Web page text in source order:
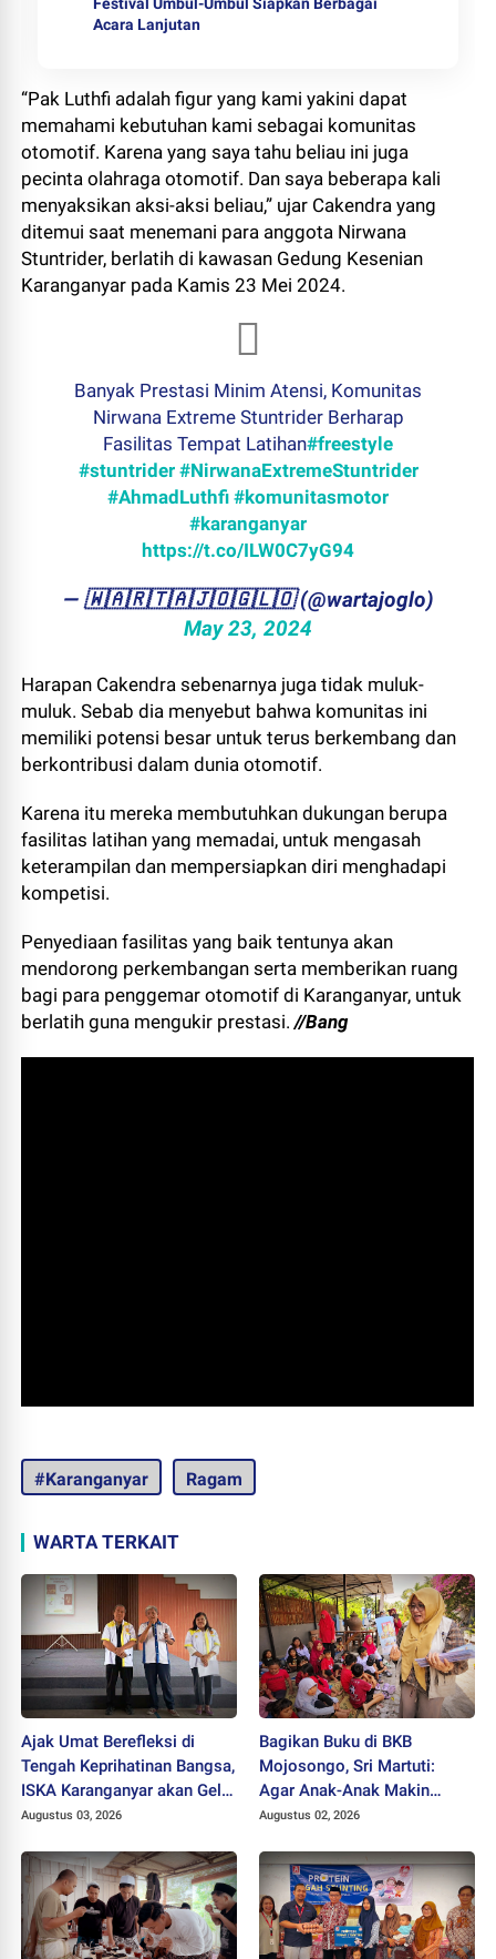
Acara Lanjutan
“Pak Luthfi adalah figur yang kami yakini dapat
memahami kebutuhan kami sebagai komunitas
otomotif. Karena yang saya tahu beliau ini juga
pecinta olahraga otomotif. Dan saya beberapa kali
menyaksikan aksi-aksi beliau,” ujar Cakendra yang
ditemui saat menemani para anggota Nirwana
Stuntrider, berlatih di kawasan Gedung Kesenian
Karanganyar pada Kamis 23 Mei 2024.
Banyak Prestasi Minim Atensi, Komunitas
Nirwana Extreme Stuntrider Berharap
Fasilitas Tempat Latihan#freestyle
#stuntrider #NirwanaExtremeStuntrider
#AhmadLuthfi #komunitasmotor
#karanganyar
https://t.co/ILW0C7yG94
— ​🇼​​🇦​​🇷​​🇹​​🇦​​🇯​​🇴​​🇬​​🇱​​🇴 (@wartajoglo)
May 23, 2024
Harapan Cakendra sebenarnya juga tidak muluk-
muluk. Sebab dia menyebut bahwa komunitas ini
memiliki potensi besar untuk terus berkembang dan
berkontribusi dalam dunia otomotif.
Karena itu mereka membutuhkan dukungan berupa
fasilitas latihan yang memadai, untuk mengasah
keterampilan dan mempersiapkan diri menghadapi
kompetisi.
Penyediaan fasilitas yang baik tentunya akan
mendorong perkembangan serta memberikan ruang
bagi para penggemar otomotif di Karanganyar, untuk
berlatih guna mengukir prestasi. //Bang
#Karanganyar Ragam
WARTA TERKAIT
Ajak Umat Berefleksi di
Tengah Keprihatinan Bangsa,
ISKA Karanganyar akan Gelar
"Mlampah Ziarah"
Augustus 03, 2026
Bagikan Buku di BKB
Mojosongo, Sri Martuti:
Agar Anak-Anak Makin
Kreatif
Augustus 02, 2026